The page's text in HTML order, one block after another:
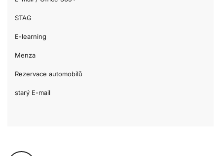
STAG
E-learning
Menza
Rezervace automobilů
starý E-mail